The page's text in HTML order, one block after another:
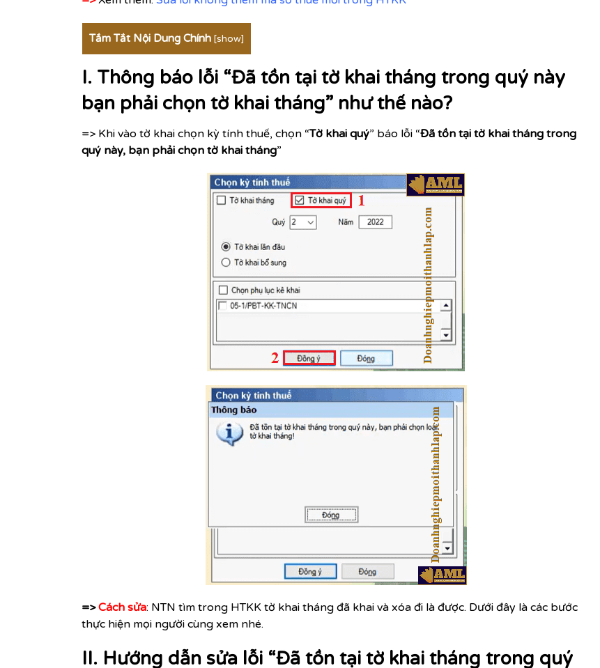
Tắm Tắt Nội Dung Chính [show]
I. Thông báo lỗi “Đã tồn tại tờ khai tháng trong quý này
bạn phải chọn tờ khai tháng” như thế nào?
=> Khi vào tờ khai chọn kỳ tính thuế, chọn “Tờ khai quý” báo lỗi “Đã tồn tại tờ khai tháng trong
quý này, bạn phải chọn tờ khai tháng”
=>Cách sửa: NTN tìm trong HTKK tờ khai tháng đã khai và xóa đi là được. Dưới đây là các bước
thực hiện mọi người cùng xem nhé.
II. Hướng dẫn sửa lỗi “Đã tồn tại tờ khai tháng trong quý